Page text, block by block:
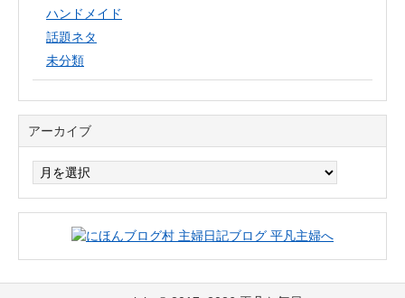
ハンドメイド
話題ネタ
未分類
アーカイブ
イ